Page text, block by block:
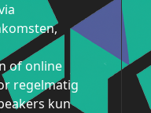
of online
regelmatig
kun